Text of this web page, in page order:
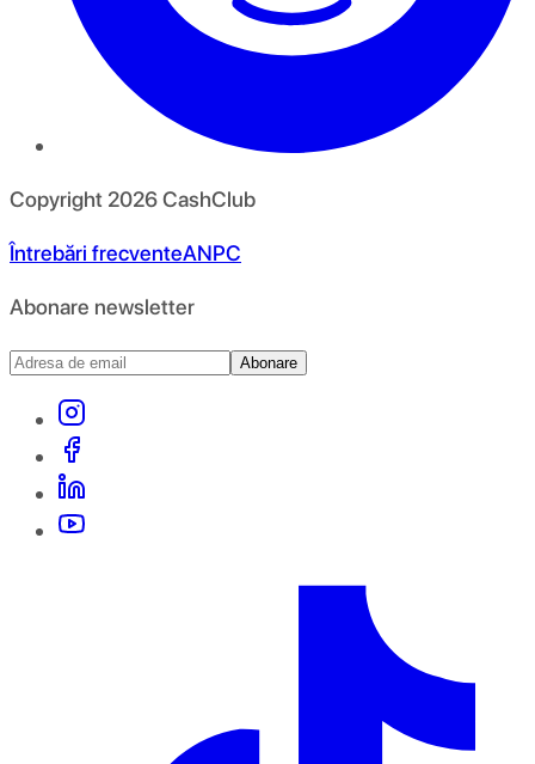
Copyright 2026CashClub
Întrebări frecventeANPC
Abonare newsletter
Abonare